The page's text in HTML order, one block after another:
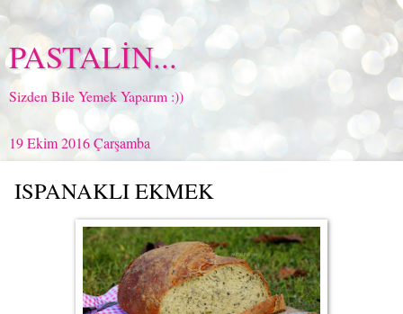
PASTALİN...
Sizden Bile Yemek Yaparım :))
19 Ekim 2016 Çarşamba
ISPANAKLI EKMEK